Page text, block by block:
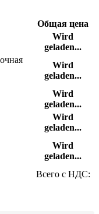
Общая цена
Wird
geladen...
Wird
geladen...
Wird
geladen...
Wird
geladen...
Wird
geladen...
Всего с НДС: